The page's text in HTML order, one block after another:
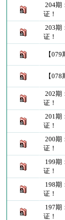
204期
证！
203期
证！
【
【
202期
证！
201期
证！
200期
证！
199
证！
198
证！
197
证！